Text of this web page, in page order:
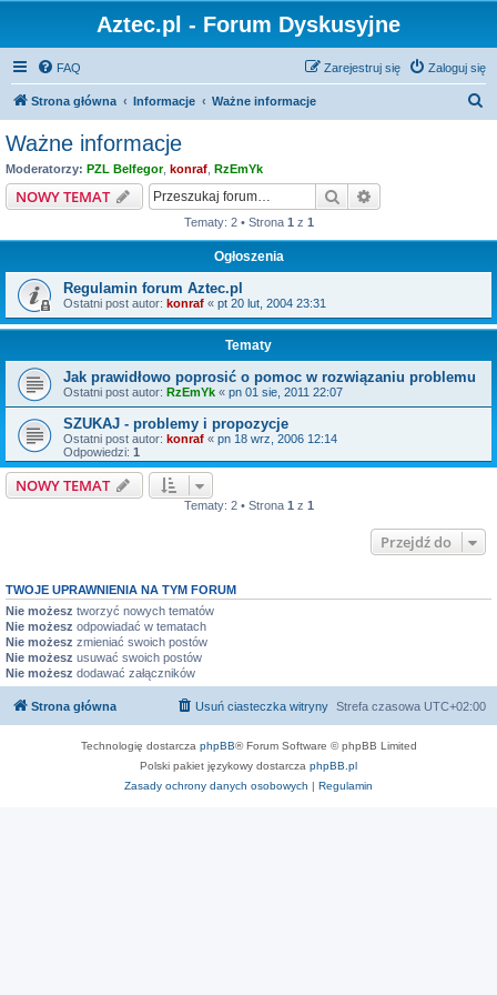
Aztec.pl - Forum Dyskusyjne
FAQ Zaloguj się
Zarejestruj się
Strona główna Informacje Ważne informacje
Ważne informacje
Moderatorzy: PZL Belfegor, konraf RzEmYk
NOWY TEMAT Szukaj
Tematy: 2 • Strona 1 z 1
Ogłoszenia
Regulamin forum Aztec.pl
Ostatni post autor: konraf « pt 20 lut, 2004 23:31
Tematy
Jak prawidłowo poprosić o pomoc w rozwiązaniu problemu
Ostatni post autor: RzEmYk « pn 01 sie, 2011 22:07
SZUKAJ - problemy i propozycje
Ostatni post autor: konraf « pn 18 wrz, 2006 12:14
Odpowiedzi: 1
NOWY TEMAT
Tematy: 2 • Strona 1 z 1
Przejdź do
TWOJE UPRAWNIENIA NA TYM FORUM
Nie możesz tworzyć nowych tematów
Nie możesz odpowiadać w tematach
Nie możesz zmieniać swoich postów
Nie możesz usuwać swoich postów
Nie możesz dodawać załączników
Strona główna Strefa czasowa UTC+02:00
Usuń ciasteczka witryny
Technologię dostarcza phpBB® Forum Software © phpBB Limited
Polski pakiet językowy dostarcza phpBB.pl
Zasady ochrony danych osobowych | Regulamin